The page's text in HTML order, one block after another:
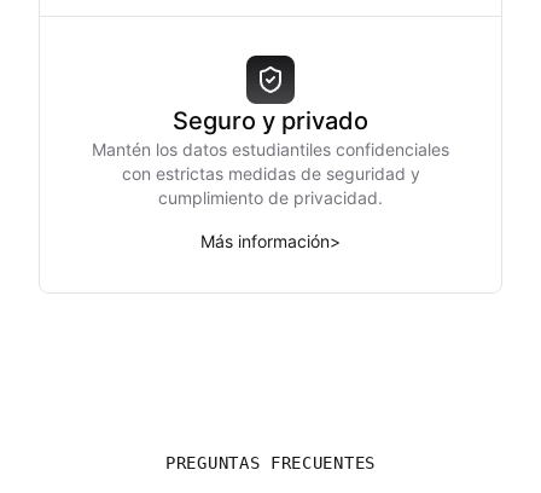
Seguro y privado
Mantén los datos estudiantiles confidenciales
con estrictas medidas de seguridad y
cumplimiento de privacidad.
Más información>
PREGUNTAS FRECUENTES